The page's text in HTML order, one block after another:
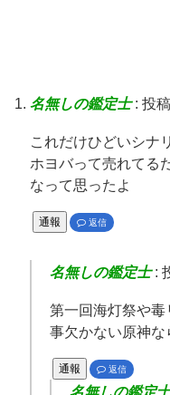
名無しの鑑定士: 投
これだけひどいシナ
ホヨバって売れてる
なって思ったよ
通報 返信
名無しの鑑定士:
第一回海灯祭や毒
事欠かない原神な
通報 返信
名無しの鑑定士